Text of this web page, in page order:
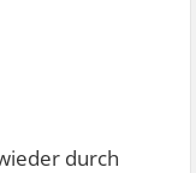
durch